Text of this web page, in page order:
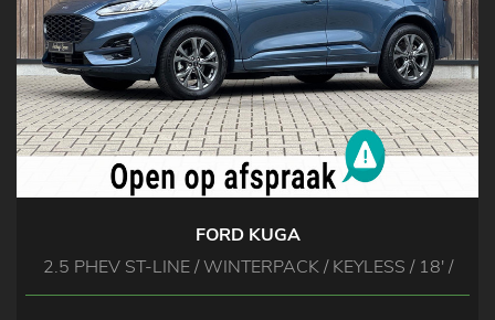
FORD KUGA
2.5 PHEV ST-LINE / WINTERPACK / KEYLESS / 18' /